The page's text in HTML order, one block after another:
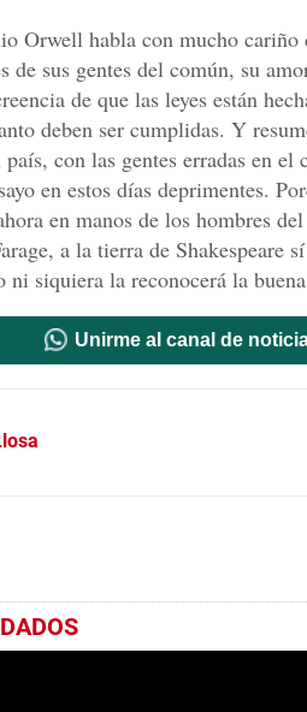
Orwell habla con mucho cariño
de sus gentes del común, su
de que las leyes están
deben ser cumplidas. Y
con las gentes erradas en el
en estos días deprimentes.
en manos de los hombres
a la tierra de Shakespeare
ni siquiera la reconocerá la
Unirme al canal de